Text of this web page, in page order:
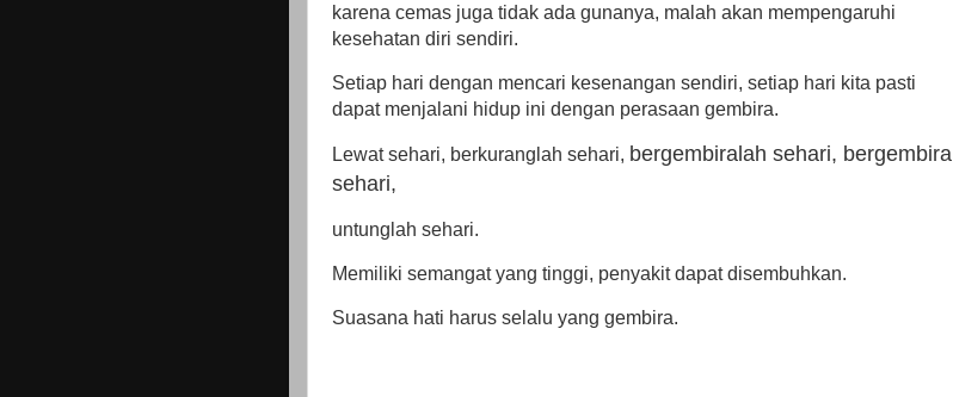
karena cemas juga tidak ada gunanya, malah akan mempengaruhi
kesehatan diri sendiri.
Setiap hari dengan mencari kesenangan sendiri, setiap hari kita pasti
dapat menjalani hidup ini dengan perasaan gembira.
Lewat sehari, berkuranglah sehari, bergembiralah sehari, bergembira
sehari,
untunglah sehari.
Memiliki semangat yang tinggi, penyakit dapat disembuhkan.
Suasana hati harus selalu yang gembira.